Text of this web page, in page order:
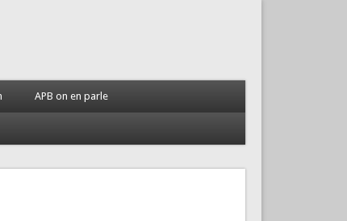
APB on en parle